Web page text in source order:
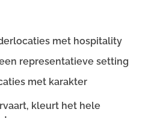
met hospitality
representatieve setting
met karakter
kleurt het hele